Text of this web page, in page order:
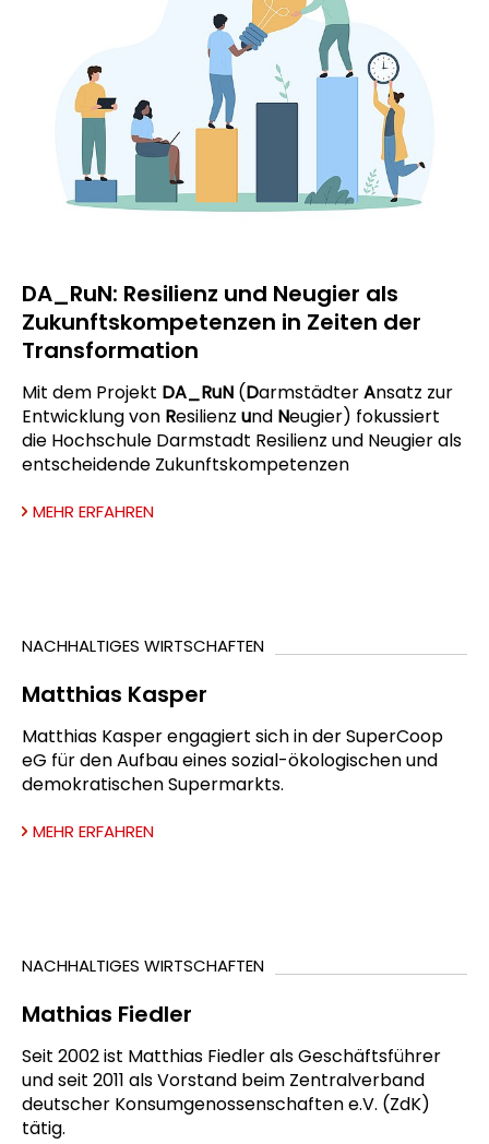
DA_RuN: Resilienz und Neugier als
Zukunftskompetenzen in Zeiten der
Transformation
Mit dem Projekt DA_RuN (DarmstädterAnsatz zur
Entwicklung von Resilienz und Neugier) fokussiert
die Hochschule Darmstadt Resilienz und Neugier als
entscheidende Zukunftskompetenzen
MEHR ERFAHREN
NACHHALTIGES WIRTSCHAFTEN
Matthias Kasper
Matthias Kasper engagiert sich in der SuperCoop
eG für den Aufbau eines sozial-ökologischen und
demokratischen Supermarkts.
MEHR ERFAHREN
NACHHALTIGES WIRTSCHAFTEN
Mathias Fiedler
Seit 2002 ist Matthias Fiedler als Geschäftsführer
und seit 2011 als Vorstand beim Zentralverband
deutscher Konsumgenossenschaften e.V. (ZdK)
tätig.